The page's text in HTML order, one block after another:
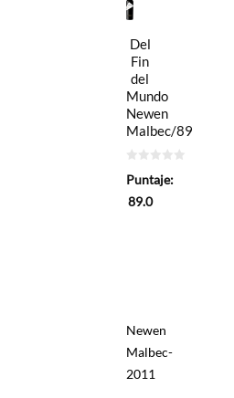
Del
Fin
del
Mundo
Newen
Malbec/89
de
Puntaje:
89.0
Newen
Malbec-
2011